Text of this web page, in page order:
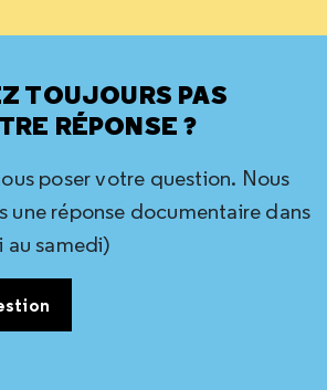
TOUJOURS PAS
RÉPONSE ?
poser votre question. Nous
une réponse documentaire dans
au samedi)